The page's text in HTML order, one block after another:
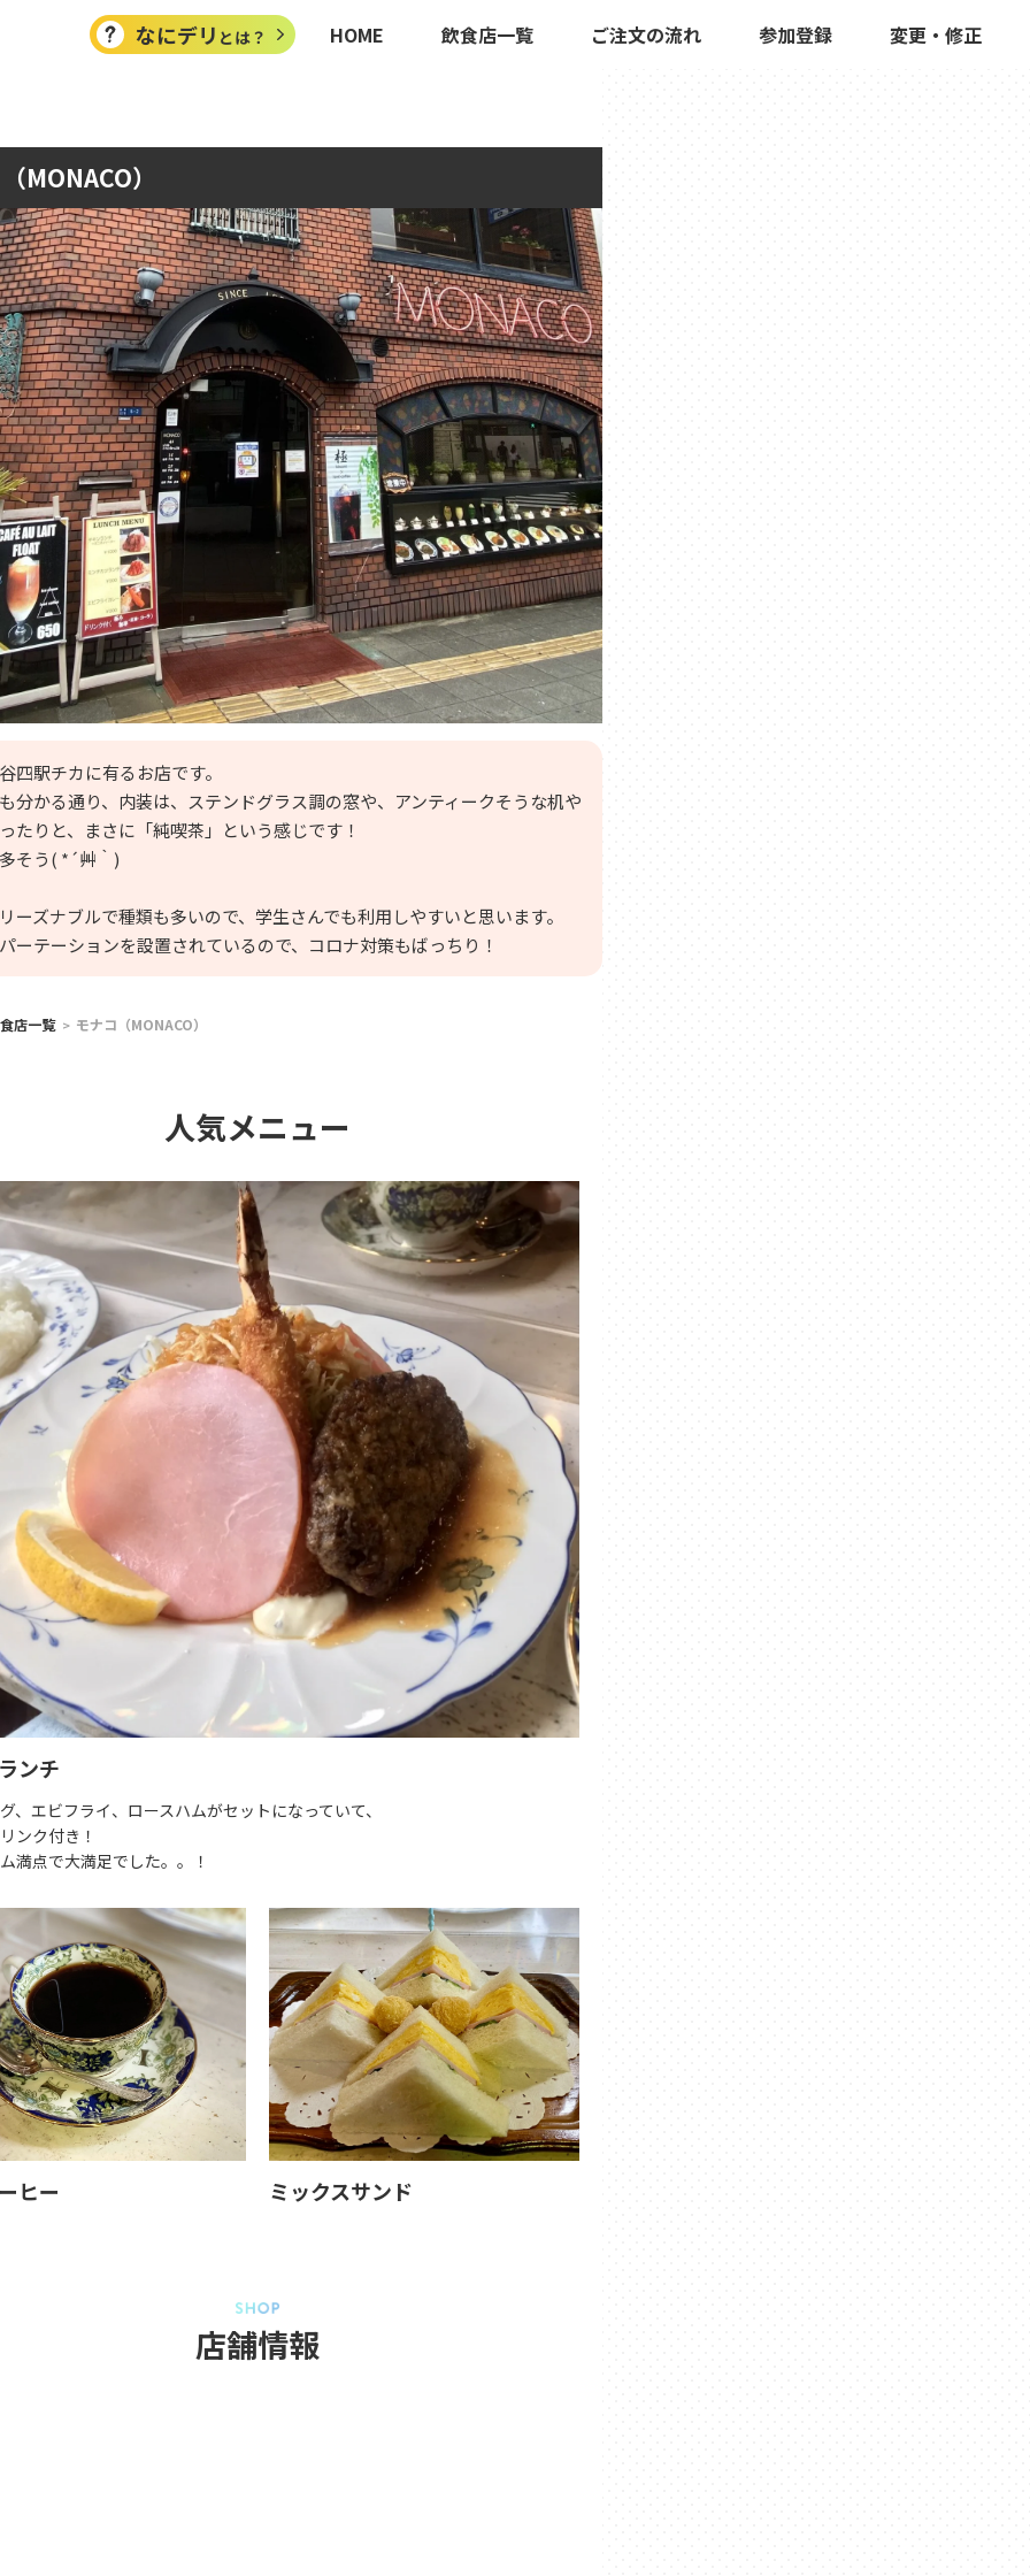
なにデリ とは？ HOME 飲食店一覧 ご注文の流れ 参加登録 変更・修正
MONACO）
四駅チカに有るお店です。
分かる通り、内装は、ステンドグラス調の窓や、アンティークそうな机や
たりと、まさに「純喫茶」という感じです！
そう( *´艸｀)
ーズナブルで種類も多いので、学生さんでも利用しやすいと思います。
ーテーションを設置されているので、コロナ対策もばっちり！
店一覧 モナコ（MONACO）
人気メニュー
ンチ
、エビフライ、ロースハムがセットになっていて、
ンク付き！
満点で大満足でした。。！
ヒー ミックスサンド
店舗情報